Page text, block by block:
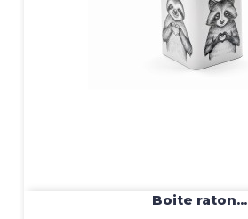
Boite raton...